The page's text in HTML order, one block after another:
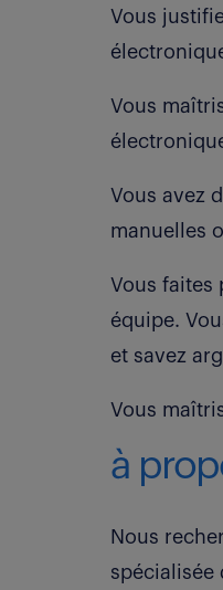
Vous
Vous
Vous avez
manuelles
Vous faites
équipe.
et savez
Vous
à
Nous
spécialisée